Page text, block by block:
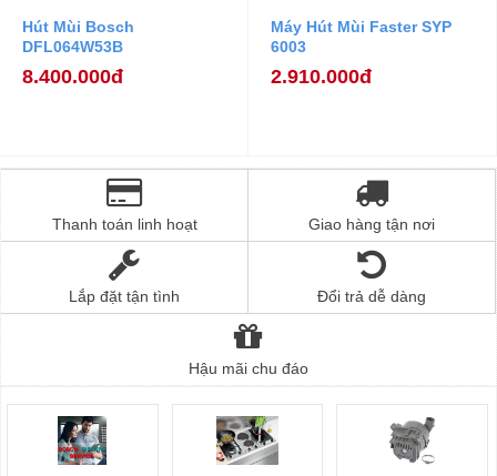
Hút Mùi Bosch
DFL064W53B
8.400.000đ
Máy Hút Mùi Faster SYP
6003
2.910.000đ
Thanh toán linh hoạt Giao hàng tận nơi
Lắp đặt tận tình Đổi trả dễ dàng
Hậu mãi chu đáo